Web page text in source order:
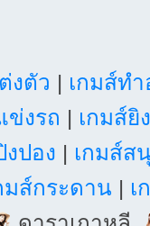
งตัว | เกมส์ท
ข่งรถ | เกมส์ยิ
งปอง | เกมส์ส
มส์กระดาน | เ